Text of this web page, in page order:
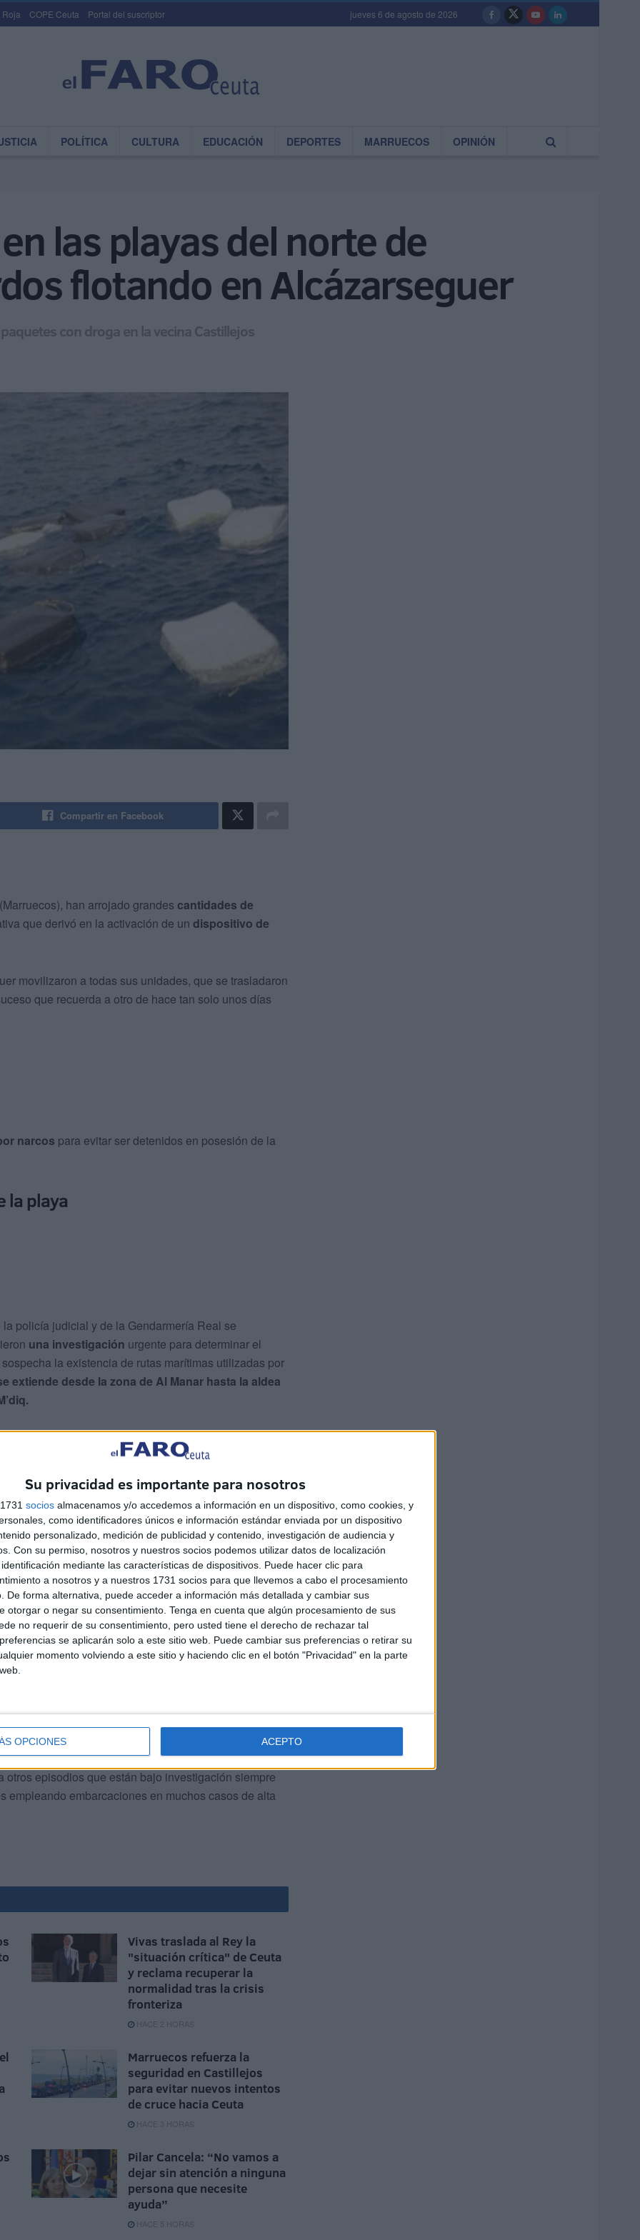
Su privacidad es importante para nosotros
socios almacenamos y/o accedemos a información en un dispositivo, como cookies, y
como identificadores únicos e información estándar enviada por un dispositivo
personalizado, medición de publicidad y contenido, investigación de audiencia y
Con su permiso, nosotros y nuestros socios podemos utilizar datos de localización
mediante las características de dispositivos. Puede hacer clic para
a nosotros y a nuestros 1731 socios para que llevemos a cabo el procesamiento
De forma alternativa, puede acceder a información más detallada y cambiar sus
otorgar o negar su consentimiento. Tenga en cuenta que algún procesamiento de sus
no requerir de su consentimiento, pero usted tiene el derecho de rechazar tal
se aplicarán solo a este sitio web. Puede cambiar sus preferencias o retirar su
momento volviendo a este sitio y haciendo clic en el botón "Privacidad" en la parte
OPCIONES ACEPTO
Roja COPE Ceuta Portal del suscriptor jueves 6 de agosto de 2026
POLÍTICA CULTURA EDUCACIÓN DEPORTES MARRUECOS OPINIÓN
las playas del norte de
flotando en Alcázarseguer
con droga en la vecina Castillejos
Compartir en Facebook
(Marruecos), han arrojado grandes cantidades de
que derivó en la activación de un dispositivo de
movilizaron a todas sus unidades, que se trasladaron
que recuerda a otro de hace tan solo unos días
narcos para evitar ser detenidos en posesión de la
la playa
policía judicial y de la Gendarmería Real se
una investigación urgente para determinar el
la existencia de rutas marítimas utilizadas por
extiende desde la zona de Al Manar hasta la aldea
revelar los vínculos de una red internacional activa, lo
de alerta yreforzar la vigilancia marítima a lo largo de
de las playas costeras de Tánger ha
patrullas de las fuerzas auxiliares encargadas de la
operaciones de tráfico de drogas realizadas con
episodios que están bajo investigación siempre
empleando embarcaciones en muchos casos de alta
Vivas traslada al Rey la
"situación crítica" de Ceuta
y reclama recuperar la
normalidad tras la crisis
fronteriza
HACE 2 HORAS
Marruecos refuerza la
seguridad en Castillejos
para evitar nuevos intentos
de cruce hacia Ceuta
HACE 3 HORAS
Pilar Cancela: “No vamos a
dejar sin atención a ninguna
persona que necesite
ayuda”
HACE 5 HORAS